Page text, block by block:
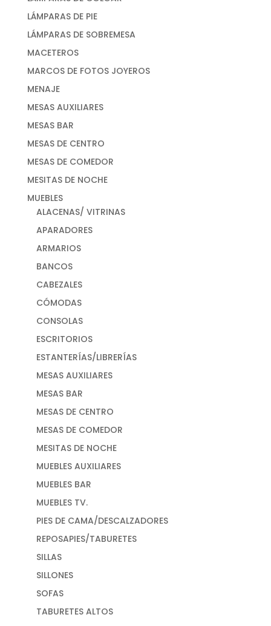
LÁMPARAS DE PIE
LÁMPARAS DE SOBREMESA
MACETEROS
MARCOS DE FOTOS JOYEROS
MENAJE
MESAS AUXILIARES
MESAS BAR
MESAS DE CENTRO
MESAS DE COMEDOR
MESITAS DE NOCHE
MUEBLES
ALACENAS/ VITRINAS
APARADORES
ARMARIOS
BANCOS
CABEZALES
CÓMODAS
CONSOLAS
ESCRITORIOS
ESTANTERÍAS/LIBRERÍAS
MESAS AUXILIARES
MESAS BAR
MESAS DE CENTRO
MESAS DE COMEDOR
MESITAS DE NOCHE
MUEBLES AUXILIARES
MUEBLES BAR
MUEBLES TV.
PIES DE CAMA/DESCALZADORES
REPOSAPIES/TABURETES
SILLAS
SILLONES
SOFAS
TABURETES ALTOS